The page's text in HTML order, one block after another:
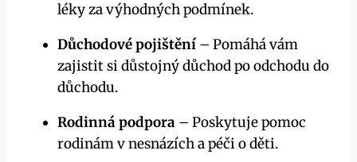
léky za výhodných podmínek.
Důchodové pojištění – Pomáhá vám
zajistit si důstojný důchod po odchodu do
důchodu.
Rodinná podpora – Poskytuje pomoc
rodinám v nesnázích a péči o děti.